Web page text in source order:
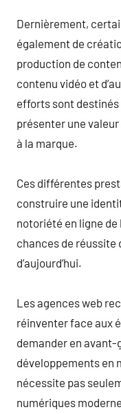
Dernièrement,
également de
production de
contenu vidéo et
efforts sont destinés
présenter une
à la marque.
Ces différentes
construire une
notoriété en ligne
chances de
d’aujourd’hui.
Les agences web
réinventer face aux
demander en avant-
développements en
nécessite pas
numériques